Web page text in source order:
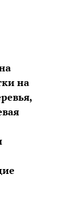
на